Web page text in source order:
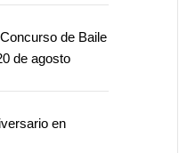
de Baile
de agosto
en